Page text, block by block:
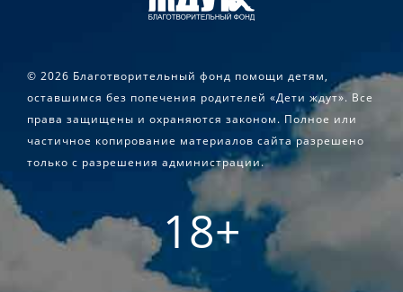
© 2026 Благотворительный фонд помощи детям,
оставшимся без попечения родителей «Дети ждут». Все
права защищены и охраняются законом. Полное или
частичное копирование материалов сайта разрешено
только с разрешения администрации.
18+